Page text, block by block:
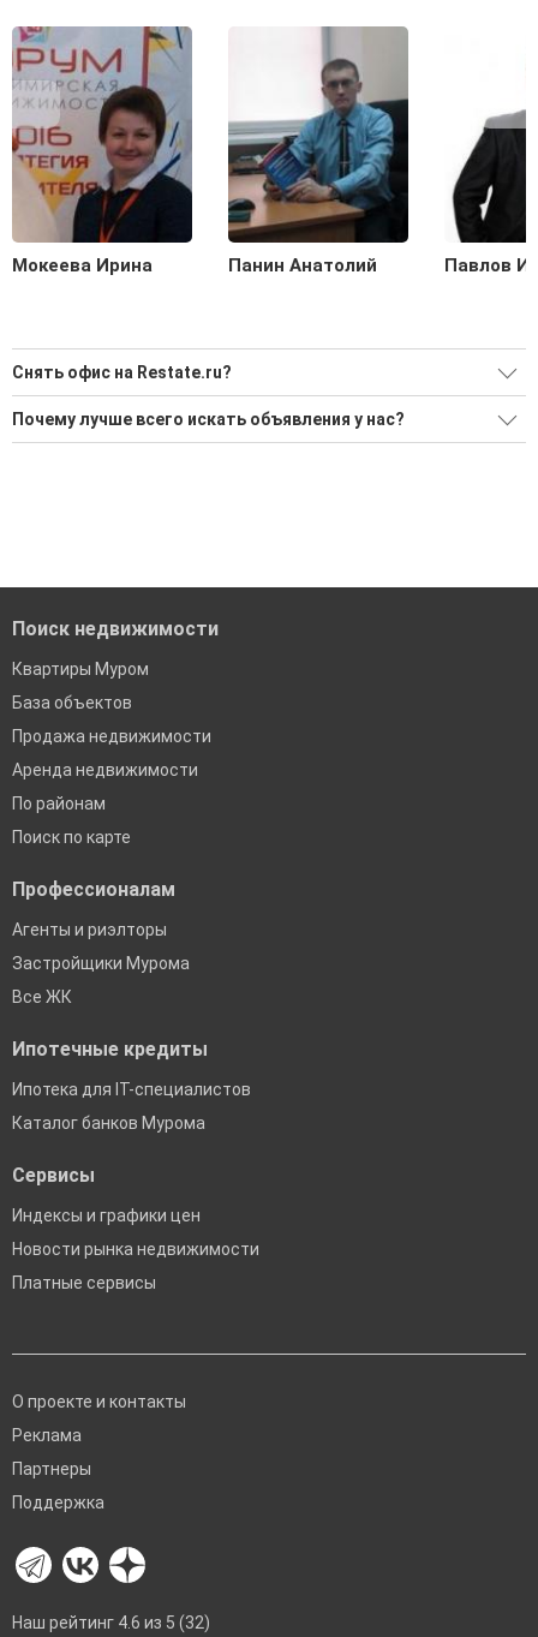
Мокеева Ирина Панин Анатолий Павлов
Снять офис на Restate.ru?
Воспользуйтесь нашим поиском по новостройкам, для
Почему лучше всего искать объявления у нас?
Поиск недвижимости
Квартиры Муром
База объектов
Продажа недвижимости
Аренда недвижимости
По районам
Поиск по карте
Профессионалам
Агенты и риэлторы
Застройщики Мурома
Все ЖК
Ипотечные кредиты
Ипотека для IT-специалистов
Каталог банков Мурома
Сервисы
Индексы и графики цен
Новости рынка недвижимости
Платные сервисы
О проекте и контакты
Реклама
Партнеры
Поддержка
Наш рейтинг 4.6 из 5 (32)